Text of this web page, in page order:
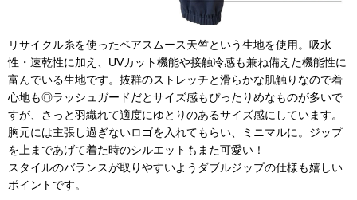
リサイクル糸を使ったベアスムース天竺という生地を使用。吸水
性・速乾性に加え、UVカット機能や接触冷感も兼ね備えた機能性に
富んでいる生地です。抜群のストレッチと滑らかな肌触りなので着
心地も◎ラッシュガードだとサイズ感もぴったりめなものが多いで
すが、さっと羽織れて適度にゆとりのあるサイズ感にしています。
胸元には主張し過ぎないロゴを入れてもらい、ミニマルに。ジップ
を上まであげて着た時のシルエットもまた可愛い！
スタイルのバランスが取りやすいようダブルジップの仕様も嬉しい
ポイントです。